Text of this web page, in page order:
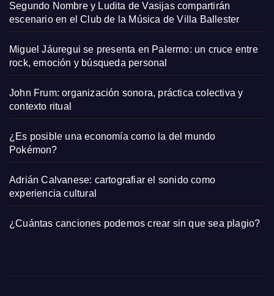
Segundo Nombre y Ludita de Vasijas compartirán
escenario en el Club de la Música de Villa Ballester
Miguel Jáuregui se presenta en Palermo: un cruce entre
rock, emoción y búsqueda personal
John Frum: organización sonora, práctica colectiva y
contexto ritual
¿Es posible una economía como la del mundo
Pokémon?
Adrián Calvanese: cartografiar el sonido como
experiencia cultural
¿Cuántas canciones podemos crear sin que sea plagio?